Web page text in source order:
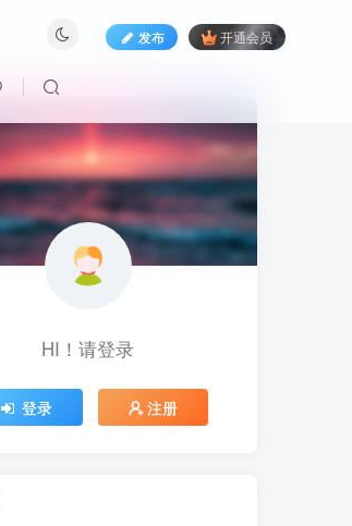
发布 开通会员
HI！请登录
登录 注册
HI！请登录
登录 注册